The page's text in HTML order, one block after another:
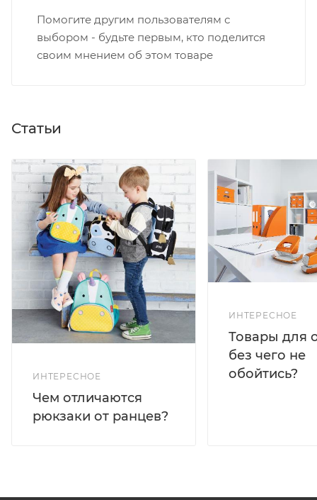
Помогите другим пользователям с
выбором - будьте первым, кто поделится
своим мнением об этом товаре
Статьи
ИНТЕРЕСНОЕ
Чем отличаются
рюкзаки от ранцев?
ИНТЕРЕСНОЕ
Товары для
без чего не
обойтись?